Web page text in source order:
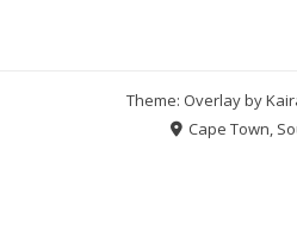
Theme: Overlay by
Cape Town,